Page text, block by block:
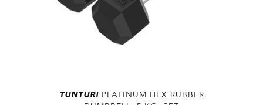
TUNTURIPLATINUM HEX RUBBER